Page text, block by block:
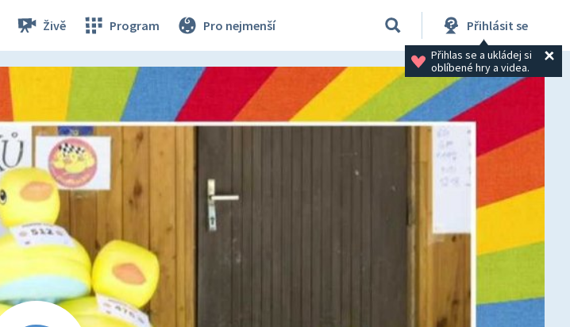
Živě Program Pro nejmenší Přihlásit se
Přihlas se a ukládej si
oblíbené hry a videa.